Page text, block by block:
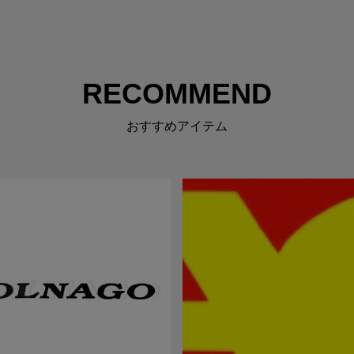
RECOMMEND
おすすめアイテム